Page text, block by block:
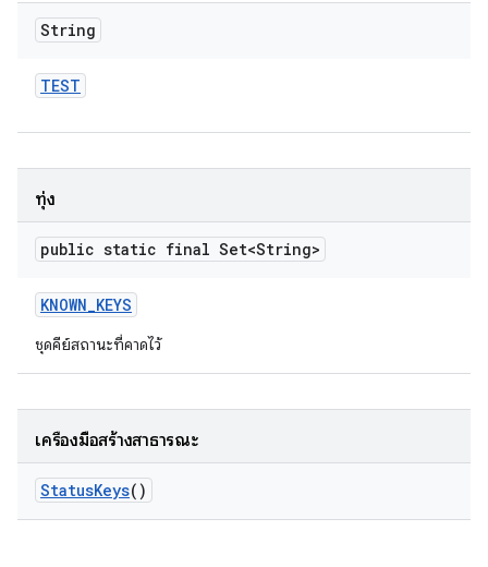
String
TEST
ทุ่ง
public static final Set<String>
KNOWN_KEYS
ชุดคีย์สถานะที่คาดไว้
เครื่องมือสร้างสาธารณะ
StatusKeys()